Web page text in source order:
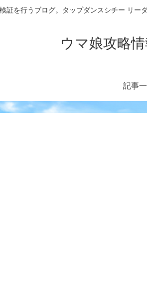
証を行うブログ。タップダンスシチー リ
ウマ娘攻略
記事